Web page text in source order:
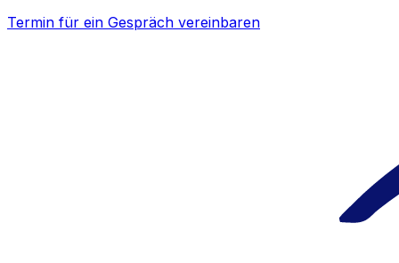
Termin für ein Gespräch vereinbaren